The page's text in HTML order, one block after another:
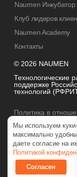
© 2026 NAUMEN
Технологические
поддержке
технологий
Политика в
обработки
Naumen Инкубатор
Клуб лидеров
Naumen Academy
Контакты
Мы используем
максимально
даете согласие на
Политикой
Согласен